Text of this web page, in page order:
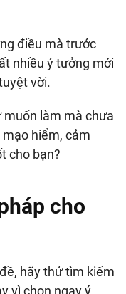
điều mà trước
nhiều ý tưởng mới
vời.
làm mà chưa
hiểm, cảm
cho bạn?
cho
hãy thử tìm kiếm